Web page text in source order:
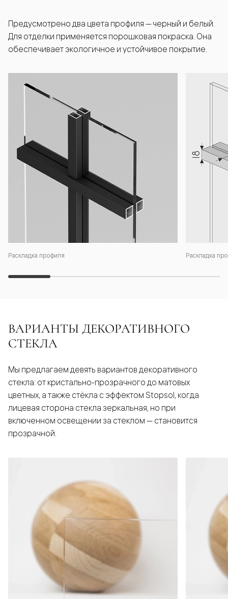
Раскладка профиля Раскладка
Предусмотрено два цвета профиля — черный и белый.
Для отделки применяется порошковая покраска. Она
обеспечивает экологичное и устойчивое покрытие.
ВАРИАНТЫ ДЕКОРАТИВНОГО
СТЕКЛА
Мы предлагаем девять вариантов декоративного
стекла: от кристально-прозрачного до матовых
цветных, а также стёкла с эффектом Stopsol, когда
лицевая сторона стекла зеркальная, но при
включенном освещении за стеклом — становится
прозрачной.